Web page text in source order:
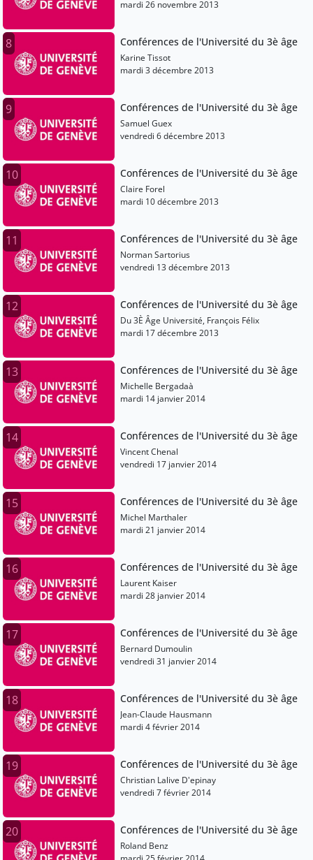
mardi 26 novembre 2013
8 Conférences de l'Université du 3è âge
Karine Tissot
mardi 3 décembre 2013
9 Conférences de l'Université du 3è âge
Samuel Guex
vendredi 6 décembre 2013
10 Conférences de l'Université du 3è âge
Claire Forel
mardi 10 décembre 2013
11 Conférences de l'Université du 3è âge
Norman Sartorius
vendredi 13 décembre 2013
12 Conférences de l'Université du 3è âge
Du 3È Âge Université, François Félix
mardi 17 décembre 2013
13 Conférences de l'Université du 3è âge
Michelle Bergadaà
mardi 14 janvier 2014
14 Conférences de l'Université du 3è âge
Vincent Chenal
vendredi 17 janvier 2014
15 Conférences de l'Université du 3è âge
Michel Marthaler
mardi 21 janvier 2014
16 Conférences de l'Université du 3è âge
Laurent Kaiser
mardi 28 janvier 2014
17 Conférences de l'Université du 3è âge
Bernard Dumoulin
vendredi 31 janvier 2014
18 Conférences de l'Université du 3è âge
Jean-Claude Hausmann
mardi 4 février 2014
19 Conférences de l'Université du 3è âge
Christian Lalive D'epinay
vendredi 7 février 2014
20 Conférences de l'Université du 3è âge
Roland Benz